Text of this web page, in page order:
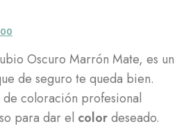
Oscuro Marrón Mate, es un
de seguro te queda bien.
de coloración profesional
para dar el colordeseado.